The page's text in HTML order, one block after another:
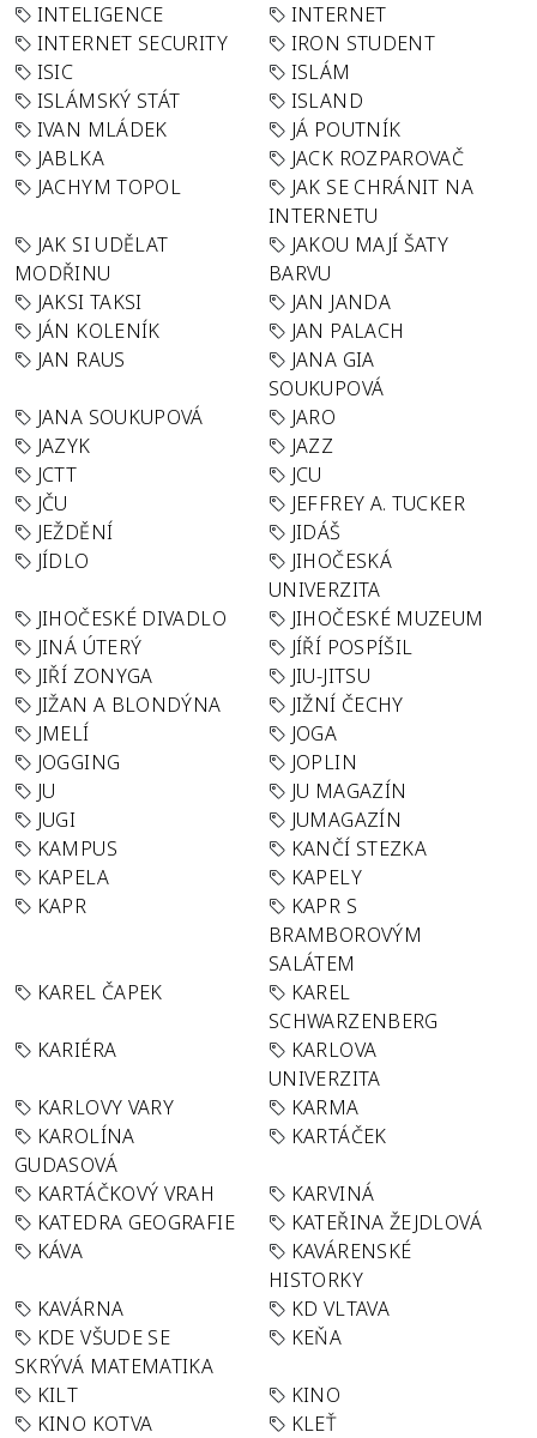
INTELIGENCE
INTERNET
INTERNET SECURITY
IRON STUDENT
ISIC
ISLÁM
ISLÁMSKÝ STÁT
ISLAND
IVAN MLÁDEK
JÁ POUTNÍK
JABLKA
JACK ROZPAROVAČ
JACHYM TOPOL
JAK SE CHRÁNIT NA
INTERNETU
JAK SI UDĚLAT
MODŘINU
JAKOU MAJÍ ŠATY
BARVU
JAKSI TAKSI
JAN JANDA
JÁN KOLENÍK
JAN PALACH
JAN RAUS
JANA GIA
SOUKUPOVÁ
JANA SOUKUPOVÁ
JARO
JAZYK
JAZZ
JCTT
JCU
JČU
JEFFREY A. TUCKER
JEŽDĚNÍ
JIDÁŠ
JÍDLO
JIHOČESKÁ
UNIVERZITA
JIHOČESKÉ DIVADLO
JIHOČESKÉ MUZEUM
JINÁ ÚTERÝ
JÍŘÍ POSPÍŠIL
JIŘÍ ZONYGA
JIU-JITSU
JIŽAN A BLONDÝNA
JIŽNÍ ČECHY
JMELÍ
JOGA
JOGGING
JOPLIN
JU
JU MAGAZÍN
JUGI
JUMAGAZÍN
KAMPUS
KANČÍ STEZKA
KAPELA
KAPELY
KAPR
KAPR S
BRAMBOROVÝM
SALÁTEM
KAREL ČAPEK
KAREL
SCHWARZENBERG
KARIÉRA
KARLOVA
UNIVERZITA
KARLOVY VARY
KARMA
KAROLÍNA
GUDASOVÁ
KARTÁČEK
KARTÁČKOVÝ VRAH
KARVINÁ
KATEDRA GEOGRAFIE
KATEŘINA ŽEJDLOVÁ
KÁVA
KAVÁRENSKÉ
HISTORKY
KAVÁRNA
KD VLTAVA
KDE VŠUDE SE
SKRÝVÁ MATEMATIKA
KEŇA
KILT
KINO
KINO KOTVA
KLEŤ